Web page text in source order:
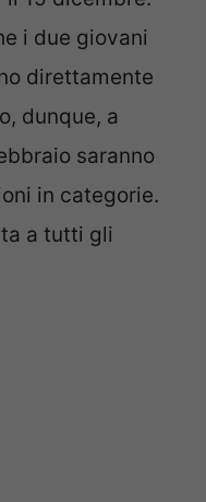
i due giovani
direttamente
dunque, a
saranno
in categorie.
a tutti gli